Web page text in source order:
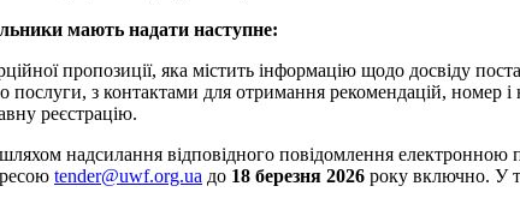
мають надати наступне:
пропозиції, яка містить інформацію щодо досвіду
послуги, з контактами для отримання рекомендацій, номер
реєстрацію.
шляхом надсилання відповідного повідомлення
tender@uwf.org.ua до 18 березня 2026 року включно. У